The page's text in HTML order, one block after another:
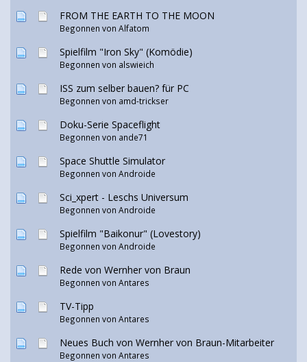
FROM THE EARTH TO THE MOON
Begonnen von Alfatom
Spielfilm "Iron Sky" (Komödie)
Begonnen von alswieich
ISS zum selber bauen? für PC
Begonnen von amd-trickser
Doku-Serie Spaceflight
Begonnen von ande71
Space Shuttle Simulator
Begonnen von Androide
Sci_xpert - Leschs Universum
Begonnen von Androide
Spielfilm "Baikonur" (Lovestory)
Begonnen von Androide
Rede von Wernher von Braun
Begonnen von Antares
TV-Tipp
Begonnen von Antares
Neues Buch von Wernher von Braun-Mitarbeiter
Begonnen von Antares